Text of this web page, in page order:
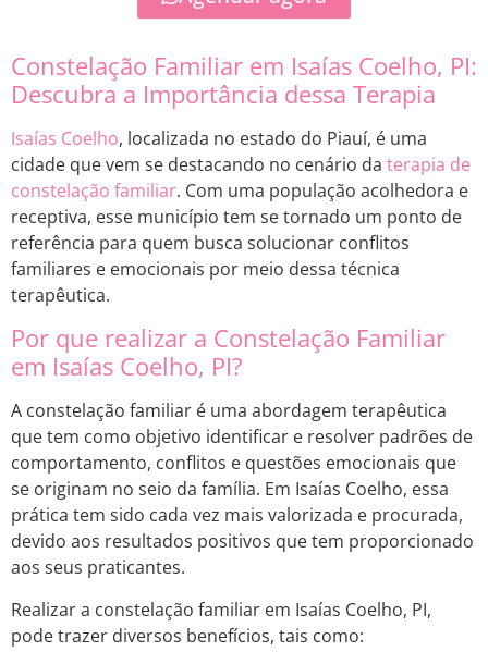
Constelação Familiar em Isaías Coelho, PI:
Descubra a Importância dessa Terapia
Isaías Coelho, localizada no estado do Piauí, é uma
cidade que vem se destacando no cenário da terapia de
constelação familiar. Com uma população acolhedora e
receptiva, esse município tem se tornado um ponto de
referência para quem busca solucionar conflitos
familiares e emocionais por meio dessa técnica
terapêutica.
Por que realizar a Constelação Familiar
em Isaías Coelho, PI?
A constelação familiar é uma abordagem terapêutica
que tem como objetivo identificar e resolver padrões de
comportamento, conflitos e questões emocionais que
se originam no seio da família. Em Isaías Coelho, essa
prática tem sido cada vez mais valorizada e procurada,
devido aos resultados positivos que tem proporcionado
aos seus praticantes.
Realizar a constelação familiar em Isaías Coelho, PI,
pode trazer diversos benefícios, tais como: